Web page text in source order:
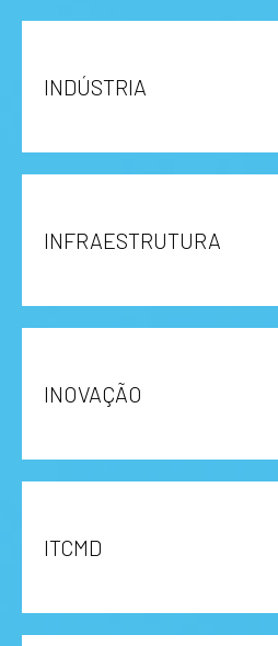
INDÚSTRIA
INFRAESTRUTURA
INOVAÇÃO
ITCMD